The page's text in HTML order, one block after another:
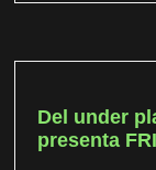
Del under
presenta